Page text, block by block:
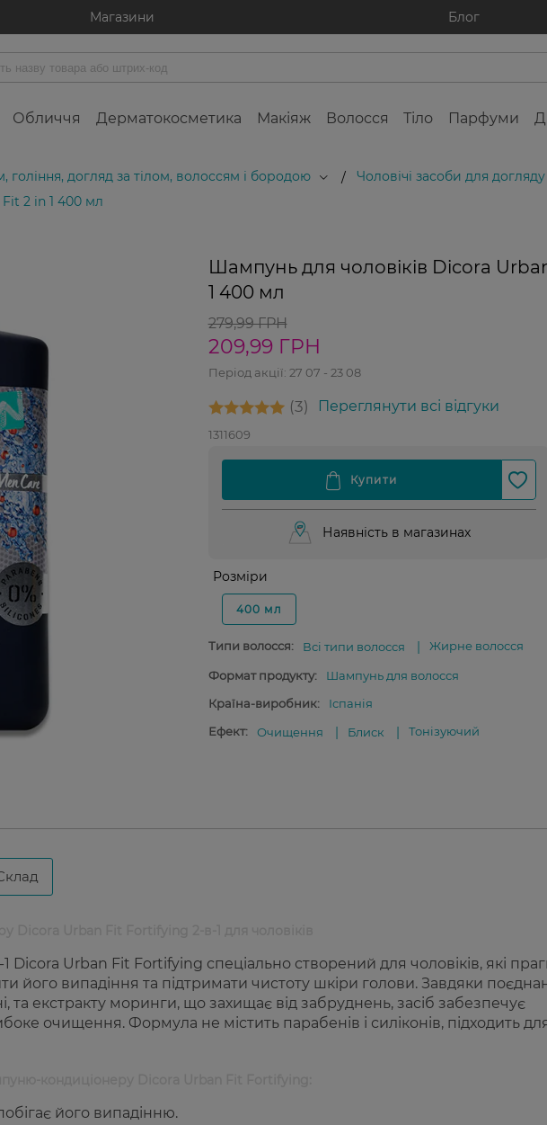
Магазини Блог
Обличчя Дерматокосметика Макіяж Волосся Тіло Парфуми
гоління, догляд за тілом, волоссям і бородою / Чоловічі засоби для
2 in 1 400 мл
Шампунь для чоловіків Dicora
1 400 мл
279,99 ГРН
209,99 ГРН
Період акції: 27 07 - 23 08
3 Переглянути всі відгуки
1311609
Наявність в магазинах
Розміри
400 мл
Типи волосся: Всі типи волосся Жирне волосся
Формат продукту:
Шампунь для волосся
Країна-виробник:
Іспанія
Ефект:
Очищення Блиск Тонізуючий
Urban Fit Fortifying спеціально створений для чоловіків, які
його випадіння та підтримати чистоту шкіри голови. Завдяки
та екстракту моринги, що захищає від забруднень, засіб забезпечує
очищення. Формула не містить парабенів і силіконів, підходить
його випадінню.